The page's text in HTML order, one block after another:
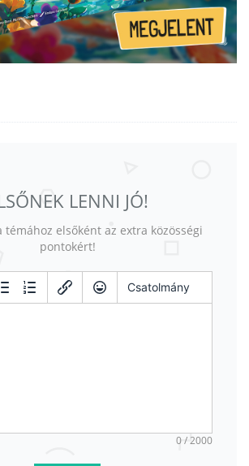
LENNI JÓ!
témához elsőként az extra közösségi
pontokért!
Csatolmány
0 / 2000